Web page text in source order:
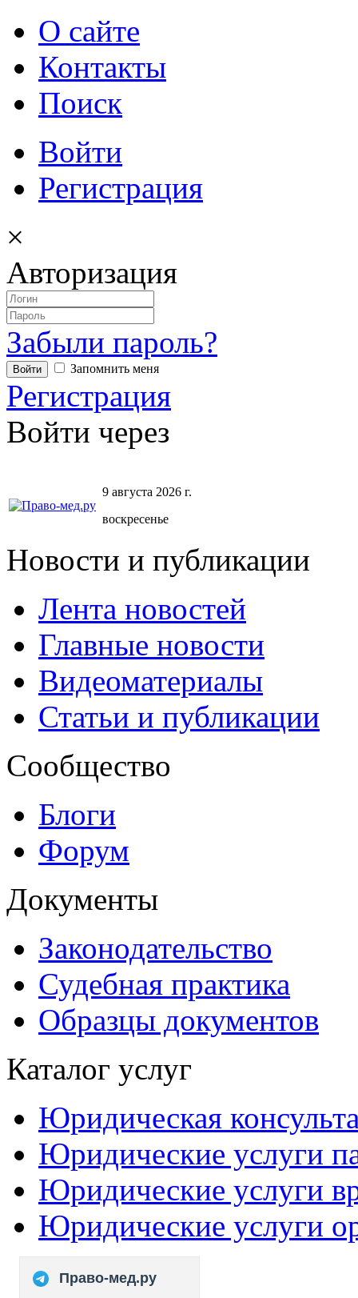
О сайте
Контакты
Поиск
Войти
Регистрация
×
Авторизация
Забыли пароль?
Запомнить меня
Регистрация
Войти через
9 августа 2026 г.
воскресенье
Новости и публикации
Лента новостей
Главные новости
Видеоматериалы
Статьи и публикации
Сообщество
Блоги
Форум
Документы
Законодательство
Судебная практика
Образцы документов
Каталог услуг
Юридическая
Юридические услуги
Юридические услуги
Юридические услуги
Право-мед.ру